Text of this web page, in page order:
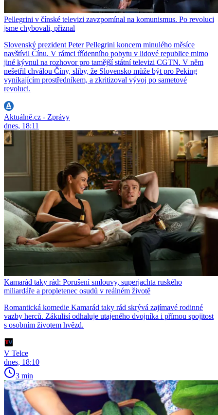
Pellegrini v čínské televizi zavzpomínal na komunismus. Po revoluci
jsme chybovali, přiznal
Slovenský prezident Peter Pellegrini koncem minulého měsíce
navštívil Čínu. V rámci třídenního pobytu v lidové republice mimo
jiné kývnul na rozhovor pro tamější státní televizi CGTN. V něm
nešetřil chválou Číny, sliby, že Slovensko může být pro Peking
vynikajícím prostředníkem, a zkritizoval vývoj po sametové
revoluci.
Aktuálně.cz - Zprávy
dnes, 18:11
Kamarád taky rád: Porušení smlouvy, superjachta ruského
miliardáře a propletenec osudů v reálném životě
Romantická komedie Kamarád taky rád skrývá zajímavé rodinné
vazby herců. Zákulisí odhaluje utajeného dvojníka i přímou spojitost
s osobním životem hvězd.
V Telce
dnes, 18:10
3 min